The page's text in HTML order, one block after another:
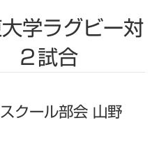
学ラグビー対
２試合
スクール部会 山野